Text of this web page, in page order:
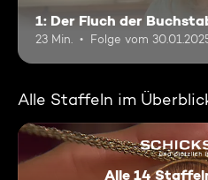
1: Der Fluch der
23 Min. Folge vom
Alle Staffeln im
Alle 14